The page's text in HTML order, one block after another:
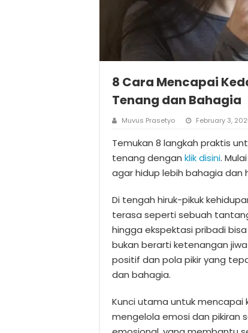
8 Cara Mencapai
Tenang dan Bahagia
Muvus Prasetyo February 3,
Temukan 8 langkah praktis
tenang dengan klik disini.
agar hidup lebih bahagia dan
Di tengah hiruk-pikuk
terasa seperti sebuah
hingga ekspektasi pribadi
bukan berarti ketenangan
positif dan pola pikir yang
dan bahagia.
Kunci utama untuk
mengelola emosi dan pikiran